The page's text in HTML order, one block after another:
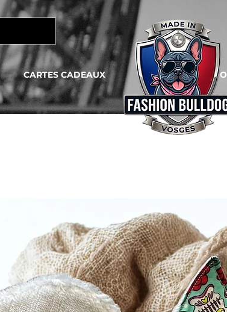
CARTES CADEAUX CONTACTO